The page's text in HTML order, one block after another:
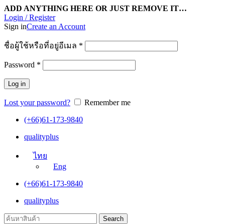
ADD ANYTHING HERE OR JUST REMOVE IT…
Login / Register
Sign inCreate an Account
ชื่อผู้ใช้หรือที่อยู่อีเมล *
Password *
Log in
Lost your password?
Remember me
(+66)61-173-9840
qualityplus
ไทย
Eng
(+66)61-173-9840
qualityplus
Search